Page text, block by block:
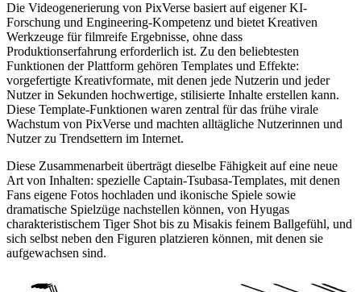
Die Videogenerierung von PixVerse basiert auf eigener KI-
Forschung und Engineering-Kompetenz und bietet Kreativen
Werkzeuge für filmreife Ergebnisse, ohne dass
Produktionserfahrung erforderlich ist. Zu den beliebtesten
Funktionen der Plattform gehören Templates und Effekte:
vorgefertigte Kreativformate, mit denen jede Nutzerin und jeder
Nutzer in Sekunden hochwertige, stilisierte Inhalte erstellen kann.
Diese Template-Funktionen waren zentral für das frühe virale
Wachstum von PixVerse und machten alltägliche Nutzerinnen und
Nutzer zu Trendsettern im Internet.
Diese Zusammenarbeit überträgt dieselbe Fähigkeit auf eine neue
Art von Inhalten: spezielle Captain-Tsubasa-Templates, mit denen
Fans eigene Fotos hochladen und ikonische Spiele sowie
dramatische Spielzüge nachstellen können, von Hyugas
charakteristischem Tiger Shot bis zu Misakis feinem Ballgefühl, und
sich selbst neben den Figuren platzieren können, mit denen sie
aufgewachsen sind.